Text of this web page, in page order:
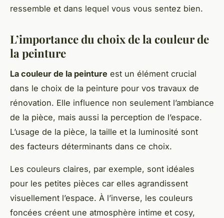
ressemble et dans lequel vous vous sentez bien.
L’importance du choix de la couleur de
la peinture
La couleur de la peinture est un élément crucial
dans le choix de la peinture pour vos travaux de
rénovation. Elle influence non seulement l’ambiance
de la pièce, mais aussi la perception de l’espace.
L’usage de la pièce, la taille et la luminosité sont
des facteurs déterminants dans ce choix.
Les couleurs claires, par exemple, sont idéales
pour les petites pièces car elles agrandissent
visuellement l’espace. À l’inverse, les couleurs
foncées créent une atmosphère intime et cosy,